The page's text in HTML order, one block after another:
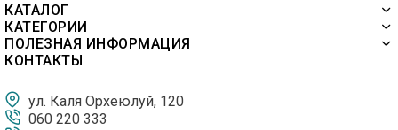
КАТАЛОГ
КАТЕГОРИИ
ПОЛЕЗНАЯ ИНФОРМАЦИЯ
КОНТАКТЫ
ул. Каля Орхеюлуй, 120
060 220 333